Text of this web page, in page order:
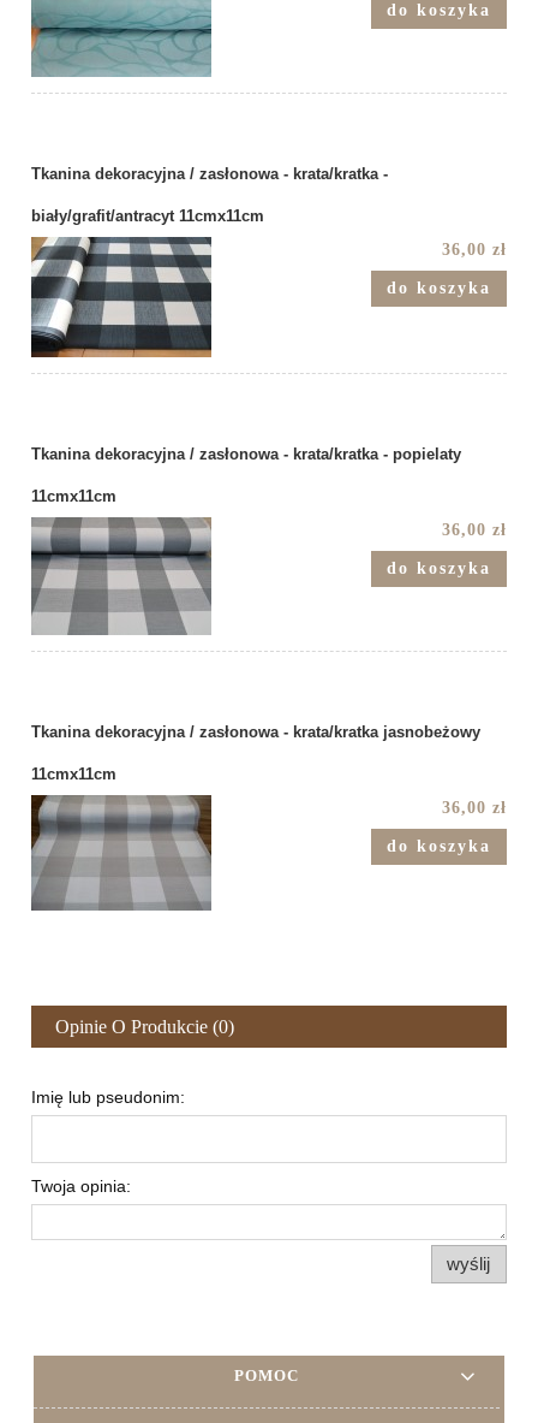
do koszyka
Tkanina dekoracyjna / zasłonowa - krata/kratka -
biały/grafit/antracyt 11cmx11cm
36,00 zł
do koszyka
Tkanina dekoracyjna / zasłonowa - krata/kratka - popielaty
11cmx11cm
36,00 zł
do koszyka
Tkanina dekoracyjna / zasłonowa - krata/kratka jasnobeżowy
11cmx11cm
36,00 zł
do koszyka
Opinie O Produkcie (0)
Imię lub pseudonim:
Twoja opinia:
wyślij
POMOC